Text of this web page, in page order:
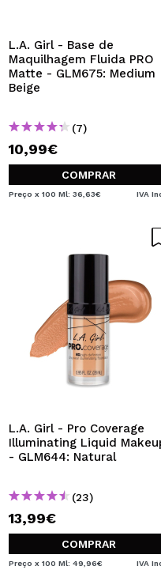
L.A. Girl - Base de
Maquilhagem Fluida PRO
Matte - GLM675: Medium
Beige
(7)
10,99€
COMPRAR
Preço x 100 Ml: 36,63€ IVA
L.A. Girl - Pro Coverage
Illuminating Liquid Makeup
- GLM644: Natural
(23)
13,99€
COMPRAR
Preço x 100 Ml: 49,96€ IVA